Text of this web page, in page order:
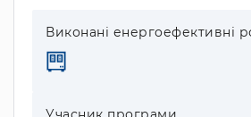
Виконані енергоефективні